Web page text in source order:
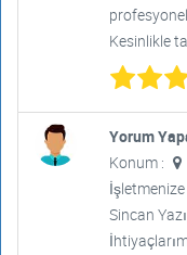
Kesinlikle
Yorum
Konum :
Sincan